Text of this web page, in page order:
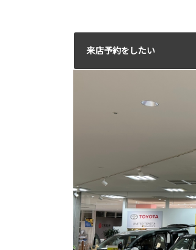
来店予約をしたい